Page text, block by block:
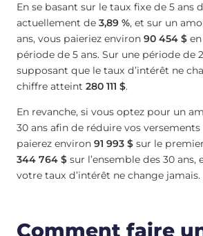
En se basant sur le taux fixe de 5 ans
actuellement de 3,89 %, et sur un
ans, vous paieriez environ 90 454 $
période de 5 ans. Sur une période de
supposant que le taux d’intérêt ne
chiffre atteint 280 111 $.
En revanche, si vous optez pour un
30 ans afin de réduire vos versements
paierez environ 91 993 $ sur le
344 764 $ sur l’ensemble des 30
votre taux d’intérêt ne change jamais.
Comment faire